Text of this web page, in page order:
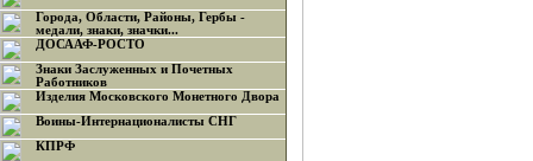
Города, Области, Районы, Гербы -
медали, знаки, значки...
ДОСААФ-РОСТО
Знаки Заслуженных и Почетных
Работников
Изделия Московского Монетного Двора
Воины-Интернационалисты СНГ
КПРФ